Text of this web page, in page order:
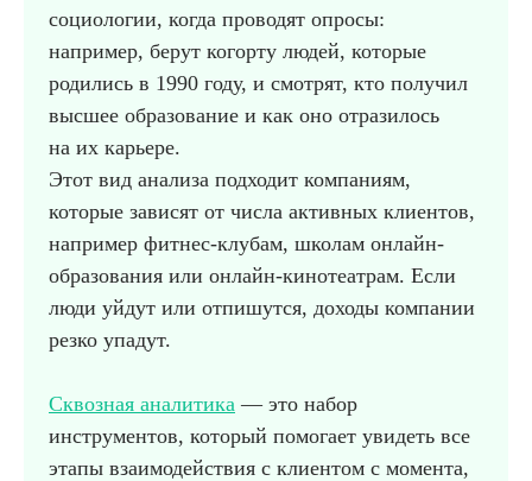
социологии, когда проводят опросы:
например, берут когорту людей, которые
родились в 1990 году, и смотрят, кто получил
высшее образование и как оно отразилось
на их карьере.
Этот вид анализа подходит компаниям,
которые зависят от числа активных клиентов,
например фитнес-клубам, школам онлайн-
образования или онлайн-кинотеатрам. Если
люди уйдут или отпишутся, доходы компании
резко упадут.
Сквозная аналитика — это набор
инструментов, который помогает увидеть все
этапы взаимодействия с клиентом с момента,